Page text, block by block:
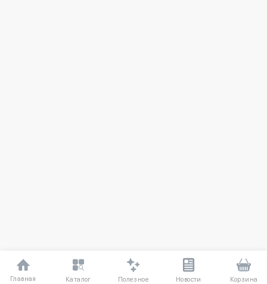
Главная Каталог Полезное Новости Корзина